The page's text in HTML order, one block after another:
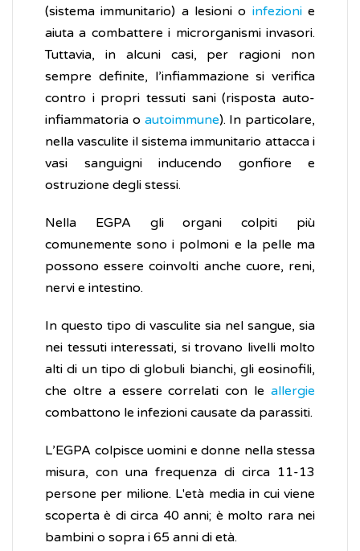
(sistema immunitario) a lesioni o infezionie
aiuta a combattere i microrganismi invasori.
Tuttavia, in alcuni casi, per ragioni non
sempre definite, l’infiammazione si verifica
contro i propri tessuti sani (risposta auto-
infiammatoria o autoimmune). In particolare,
nella vasculite il sistema immunitario attacca i
vasi sanguigni inducendo gonfiore e
ostruzione degli stessi.
Nella EGPA gli organi colpiti più
comunemente sono i polmoni e la pelle ma
possono essere coinvolti anche cuore, reni,
nervi e intestino.
In questo tipo di vasculite sia nel sangue, sia
nei tessuti interessati, si trovano livelli molto
alti di un tipo di globuli bianchi, gli eosinofili,
che oltre a essere correlati con le allergie
combattono le infezioni causate da parassiti.
L’EGPA colpisce uomini e donne nella stessa
misura, con una frequenza di circa 11-13
persone per milione. L'età media in cui viene
scoperta è di circa 40 anni; è molto rara nei
bambini o sopra i 65 anni di età.